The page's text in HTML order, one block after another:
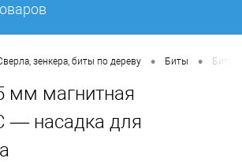
зенкера, биты по дереву • Биты • Бита
мм магнитная
— насадка для